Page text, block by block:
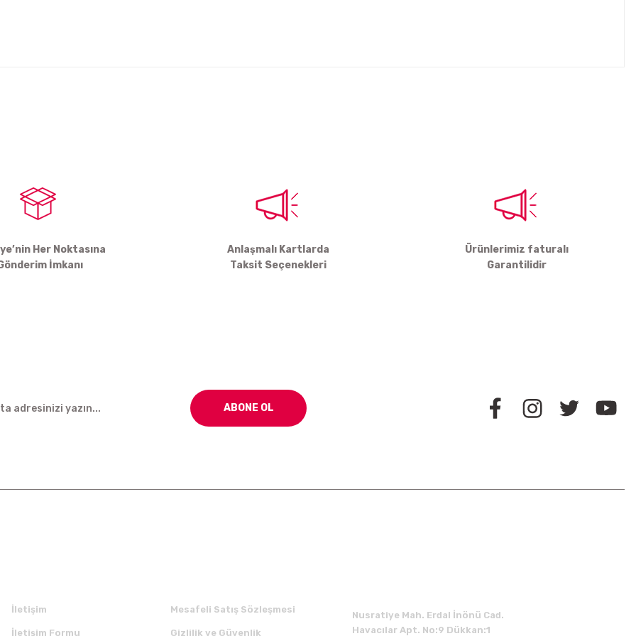
Her Noktasına
İmkanı
Anlaşmalı Kartlarda
Taksit Seçenekleri
Ürünlerimiz faturalı
Garantilidir
ABONE OL
İletişim
İletişim Formu
Mesafeli Satış Sözleşmesi
Gizlilik ve Güvenlik
Nusratiye Mah. Erdal İnönü Cad.
Havacılar Apt. No:9 Dükkan:1